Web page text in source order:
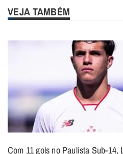
VEJA TAMBÉM
Com 11 gols no Paulista Sub-